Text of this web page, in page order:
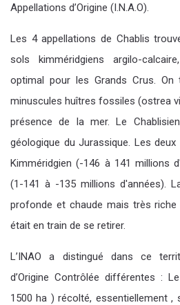
Appellations d’Origine (I.N.A.O).
Les 4 appellations de Chablis
sols kimméridgiens argilo-
optimal pour les Grands Crus.
minuscules huîtres fossiles (ostrea
présence de la mer. Le
géologique du Jurassique. Les
Kimméridgien (-146 à 141 millions
(1-141 à -135 millions d'années).
profonde et chaude mais très
était en train de se retirer.
L’INAO a distingué dans ce
d’Origine Contrôlée différentes :
1500 ha ) récolté, essentiellement ,